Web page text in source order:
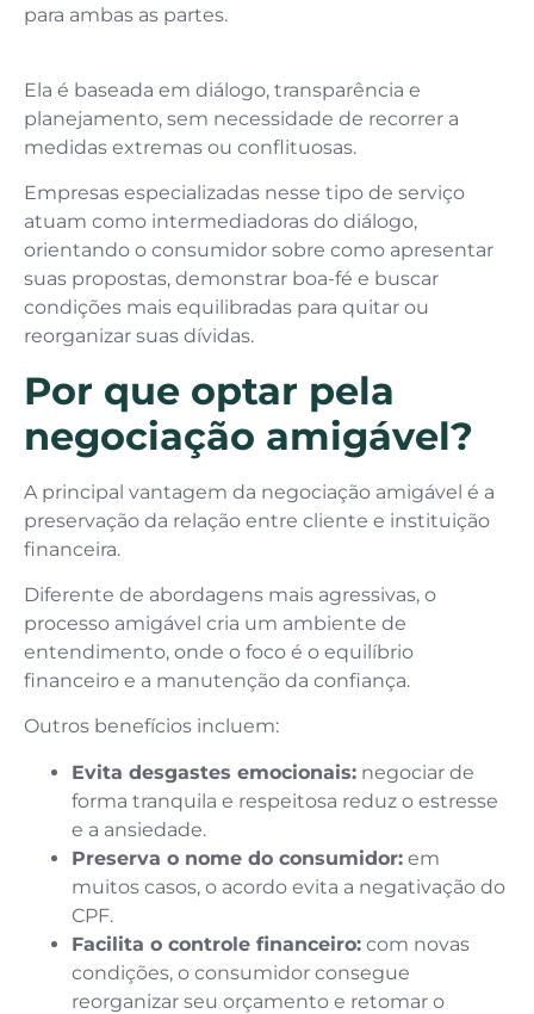
para ambas as partes.
Ela é baseada em diálogo, transparência e
planejamento, sem necessidade de recorrer a
medidas extremas ou conflituosas.
Empresas especializadas nesse tipo de serviço
atuam como intermediadoras do diálogo,
orientando o consumidor sobre como apresentar
suas propostas, demonstrar boa-fé e buscar
condições mais equilibradas para quitar ou
reorganizar suas dívidas.
Por que optar pela
negociação amigável?
A principal vantagem da negociação amigável é a
preservação da relação entre cliente e instituição
financeira.
Diferente de abordagens mais agressivas, o
processo amigável cria um ambiente de
entendimento, onde o foco é o equilíbrio
financeiro e a manutenção da confiança.
Outros benefícios incluem:
Evita desgastes emocionais: negociar de
forma tranquila e respeitosa reduz o estresse
e a ansiedade.
Preserva o nome do consumidor: em
muitos casos, o acordo evita a negativação do
CPF.
Facilita o controle financeiro: com novas
condições, o consumidor consegue
reorganizar seu orçamento e retomar o